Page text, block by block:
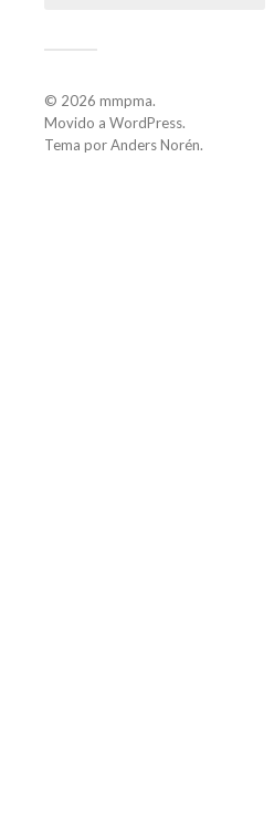
© 2026 mmpma.
Movido a WordPress.
Tema porAnders Norén.